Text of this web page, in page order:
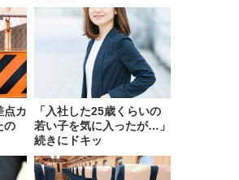
点カ
の
「入社した25歳くらいの
若い子を気に入ったが…」
続きにドキッ